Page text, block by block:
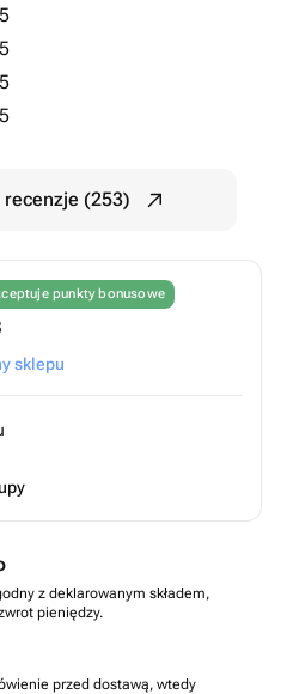
(253)
punkty bonusowe
sklepu
z deklarowanym składem,
pieniędzy.
przed dostawą, wtedy